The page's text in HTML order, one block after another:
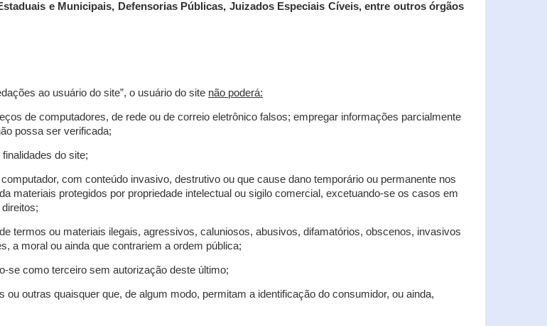
e Municipais, Defensorias Públicas, Juizados Especiais Cíveis, entre outros órgãos
ao usuário do site”, o usuário do site não poderá:
de computadores, de rede ou de correio eletrônico falsos; empregar informações parcialmente
possa ser verificada;
do site;
com conteúdo invasivo, destrutivo ou que cause dano temporário ou permanente nos
materiais protegidos por propriedade intelectual ou sigilo comercial, excetuando-se os casos em
termos ou materiais ilegais, agressivos, caluniosos, abusivos, difamatórios, obscenos, invasivos
a moral ou ainda que contrariem a ordem pública;
se como terceiro sem autorização deste último;
outras quaisquer que, de algum modo, permitam a identificação do consumidor, ou ainda,